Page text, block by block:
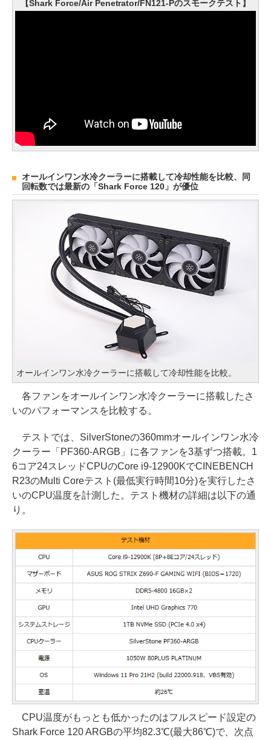
【Shark Force/Air Penetrator/FN121-Pのスモークテスト】
オールインワン水冷クーラーに搭載して冷却性能を比較、同
回転数では最新の「Shark Force 120」が優位
オールインワン水冷クーラーに搭載して冷却性能を比較。
各ファンをオールインワン水冷クーラーに搭載したさ
いのパフォーマンスを比較する。
テストでは、SilverStoneの360mmオールインワン水冷
クーラー「PF360-ARGB」に各ファンを3基ずつ搭載。1
6コア24スレッドCPUのCore i9-12900KでCINEBENCH
R23のMulti Coreテスト(最低実行時間10分)を実行したさ
いのCPU温度を計測した。テスト機材の詳細は以下の通
り。
CPU温度がもっとも低かったのはフルスピード設定の
Shark Force 120 ARGBの平均82.3℃(最大86℃)で、次点